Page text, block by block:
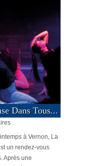
Dans Tous...
à Vernon, La
un rendez-vous
Après une